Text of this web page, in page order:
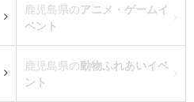
鹿児島県のアニメ・ゲームイ
ベント
鹿児島県の動物ふれあいイベ
ント